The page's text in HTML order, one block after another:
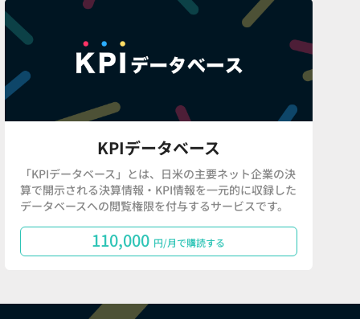
KPIデータベース
「KPIデータベース」とは、日米の主要ネット企業の決
算で開示される決算情報・KPI情報を一元的に収録した
データベースへの閲覧権限を付与するサービスです。
110,000 円/月で購読する